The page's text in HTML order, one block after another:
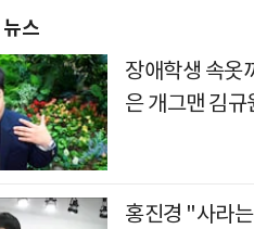
스
장애학생 속옷
은 개그맨 김규
홍진경 "사라